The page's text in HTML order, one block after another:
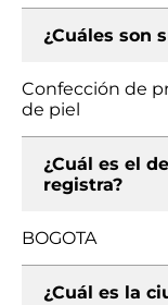
¿Cuáles son
Confección de
de piel
¿Cuál es el
registra?
BOGOTA
¿Cuál es la